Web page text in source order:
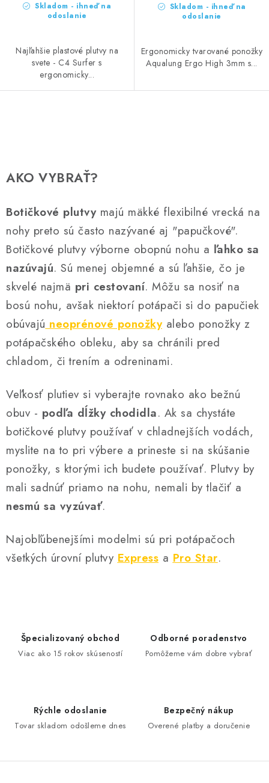
Skladom - ihneď na
odoslanie
Najľahšie plastové plutvy na
svete - C4 Surfer s
ergonomicky...
Skladom - ihneď na
odoslanie
Ergonomicky tvarované ponožky
Aqualung Ergo High 3mm s...
á
a
c
i
e
p
r
v
k
y
v
ý
i
s
u
AKO VYBRAŤ?
Botičkové plutvymajú mäkké flexibilné vrecká na
nohy preto sú často nazývané aj "papučkové".
Botičkové plutvy výborne obopnú nohu a ľahko sa
nazúvajú. Sú menej objemné a sú ľahšie, čo je
skvelé najmä pri cestovaní. Môžu sa nosiť na
bosú nohu, avšak niektorí potápači si do papučiek
obúvajú neoprénové ponožkyalebo ponožky z
potápačského obleku, aby sa chránili pred
chladom, či trením a odreninami.
Veľkosť plutiev si vyberajte rovnako ako bežnú
obuv - podľa dĺžky chodidla. Ak sa chystáte
botičkové plutvy používať v chladnejších vodách,
myslite na to pri výbere a prineste si na skúšanie
ponožky, s ktorými ich budete používať. Plutvy by
mali sadnúť priamo na nohu, nemali by tlačiť a
nesmú sa vyzúvať.
Najobľúbenejšími modelmi sú pri potápačoch
všetkých úrovní plutvy Express a Pro Star.
Špecializovaný obchod
Viac ako 15 rokov skúseností
Odborné poradenstvo
Pomôžeme vám dobre vybrať
Rýchle odoslanie
Tovar skladom odošleme dnes
Bezpečný nákup
Overené platby a doručenie